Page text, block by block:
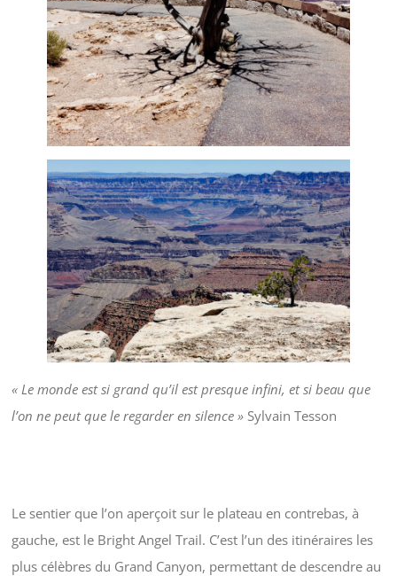
« Le monde est si grand qu’il est presque infini, et si beau que
l’on ne peut que le regarder en silence »Sylvain Tesson
Le sentier que l’on aperçoit sur le plateau en contrebas, à
gauche, est le Bright Angel Trail. C’est l’un des itinéraires les
plus célèbres du Grand Canyon, permettant de descendre au